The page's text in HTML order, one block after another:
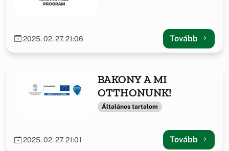
2025. 02. 27. 21:06 Tovább
BAKONY A MI
OTTHONUNK!
Általános tartalom
2025. 02. 27. 21:01 Tovább